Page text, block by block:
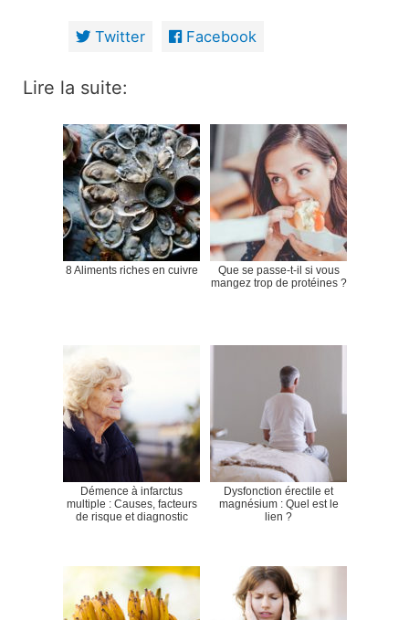
Twitter Facebook
Lire la suite:
8 Aliments riches en cuivre
Que se passe-t-il si vous
mangez trop de protéines ?
Démence à infarctus
multiple : Causes, facteurs
de risque et diagnostic
Dysfonction érectile et
magnésium : Quel est le
lien ?